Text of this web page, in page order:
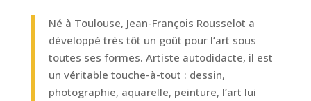
Né à Toulouse, Jean-François Rousselot a
développé très tôt un goût pour l’art sous
toutes ses formes. Artiste autodidacte, il est
un véritable touche-à-tout : dessin,
photographie, aquarelle, peinture, l’art lui